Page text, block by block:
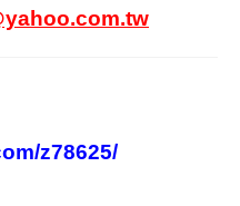
z78625/